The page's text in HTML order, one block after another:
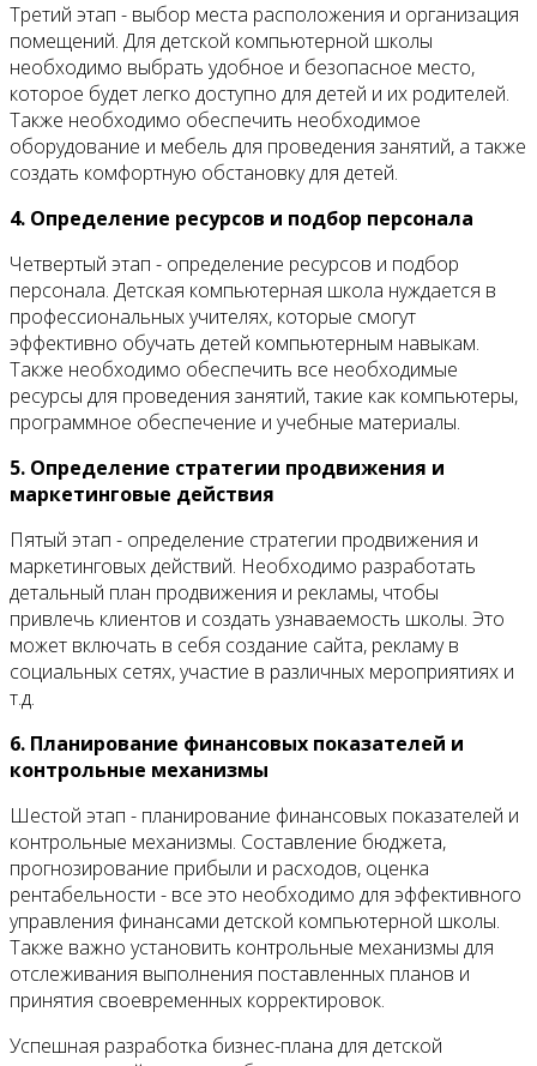
Третий этап - выбор места расположения и организация
помещений. Для детской компьютерной школы
необходимо выбрать удобное и безопасное место,
которое будет легко доступно для детей и их родителей.
Также необходимо обеспечить необходимое
оборудование и мебель для проведения занятий, а также
создать комфортную обстановку для детей.
4. Определение ресурсов и подбор персонала
Четвертый этап - определение ресурсов и подбор
персонала. Детская компьютерная школа нуждается в
профессиональных учителях, которые смогут
эффективно обучать детей компьютерным навыкам.
Также необходимо обеспечить все необходимые
ресурсы для проведения занятий, такие как компьютеры,
программное обеспечение и учебные материалы.
5. Определение стратегии продвижения и
маркетинговые действия
Пятый этап - определение стратегии продвижения и
маркетинговых действий. Необходимо разработать
детальный план продвижения и рекламы, чтобы
привлечь клиентов и создать узнаваемость школы. Это
может включать в себя создание сайта, рекламу в
социальных сетях, участие в различных мероприятиях и
т.д.
6. Планирование финансовых показателей и
контрольные механизмы
Шестой этап - планирование финансовых показателей и
контрольные механизмы. Составление бюджета,
прогнозирование прибыли и расходов, оценка
рентабельности - все это необходимо для эффективного
управления финансами детской компьютерной школы.
Также важно установить контрольные механизмы для
отслеживания выполнения поставленных планов и
принятия своевременных корректировок.
Успешная разработка бизнес-плана для детской